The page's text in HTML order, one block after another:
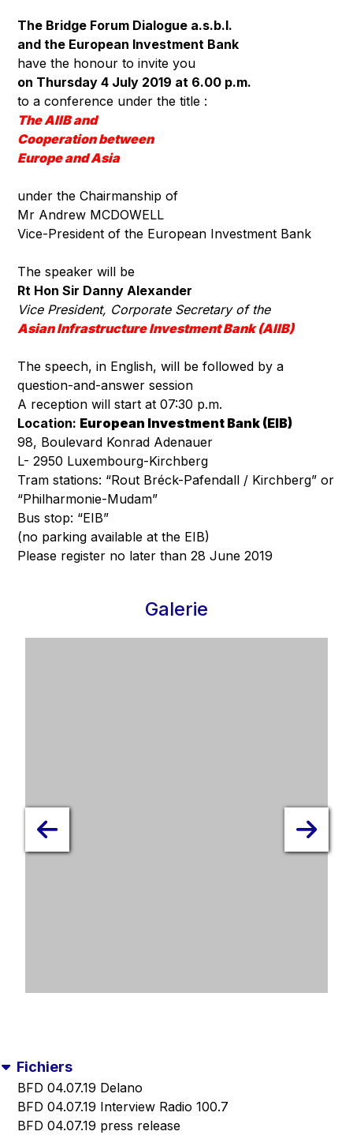
The Bridge Forum Dialogue a.s.b.l.
and the European Investment Bank
have the honour to invite you
on Thursday 4 July 2019 at 6.00 p.m.
to a conference under the title :
The AIIB and
Cooperation between
Europe and Asia
under the Chairmanship of
Mr Andrew MCDOWELL
Vice-President of the European Investment Bank
The speaker will be
Rt Hon Sir Danny Alexander
Vice President, Corporate Secretary of the
Asian Infrastructure Investment Bank (AIIB)
The speech, in English, will be followed by a
question-and-answer session
A reception will start at 07:30 p.m.
Location: European Investment Bank (EIB)
98, Boulevard Konrad Adenauer
L- 2950 Luxembourg-Kirchberg
Tram stations: “Rout Bréck-Pafendall / Kirchberg” or
“Philharmonie-Mudam”
Bus stop: “EIB”
(no parking available at the EIB)
Please register no later than 28 June 2019
Galerie
Fichiers
BFD 04.07.19 Delano
BFD 04.07.19 Interview Radio 100.7
BFD 04.07.19 press release